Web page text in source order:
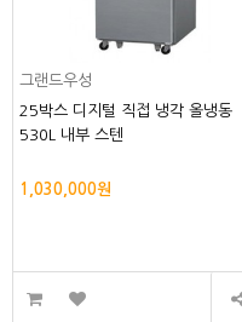
그랜드우성
25박스 디지털 직접 냉각 올냉동
530L 내부 스텐
1,030,000원